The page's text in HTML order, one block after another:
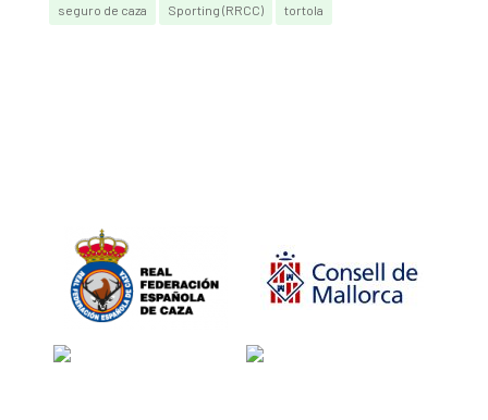
seguro de caza Sporting (RRCC) tortola